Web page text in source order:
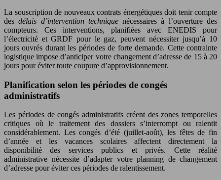
La souscription de nouveaux contrats énergétiques doit tenir compte
desdélais d’intervention techniquenécessaires à l’ouverture des
compteurs. Ces interventions, planifiées avec ENEDIS pour
l’électricité et GRDF pour le gaz, peuvent nécessiter jusqu’à 10
jours ouvrés durant les périodes de forte demande. Cette contrainte
logistique impose d’anticiper votre changement d’adresse de 15 à 20
jours pour éviter toute coupure d’approvisionnement.
Planification selon les périodes de congés
administratifs
Les périodes de congés administratifs créent des zones temporelles
critiques où le traitement des dossiers s’interrompt ou ralentit
considérablement. Les congés d’été (juillet-août), les fêtes de fin
d’année et les vacances scolaires affectent directement la
disponibilité des services publics et privés. Cette réalité
administrative nécessite d’adapter votre planning de changement
d’adresse pour éviter ces périodes de ralentissement.